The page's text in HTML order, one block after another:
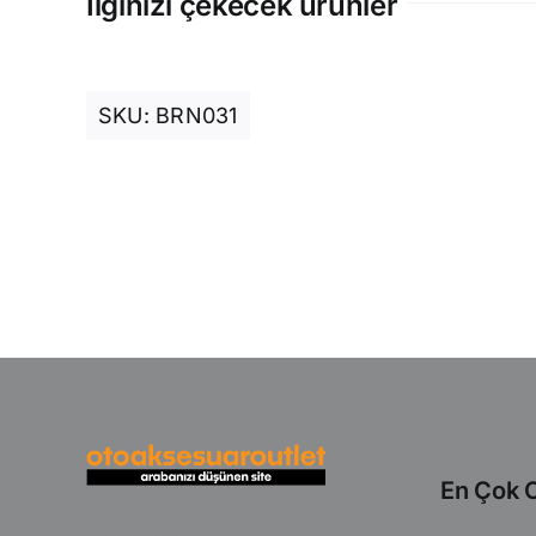
SKU: BRN031
En Çok